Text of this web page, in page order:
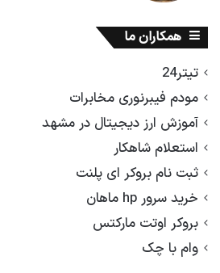
همکاران ما
تیتر24
مودم فیبرنوری مخابرات
آموزش ارز دیجیتال در مشهد
استعلام شاهکار
ثبت نام بروکر ای پلنت
خرید سرور hp ماهان
بروکر اوتت مارکتس
وام با چک